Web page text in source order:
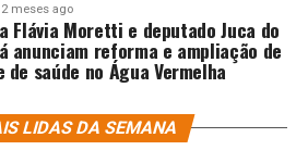
2 meses ago
Flávia Moretti e deputado Juca do
anunciam reforma e ampliação de
de saúde no Água Vermelha
LIDAS DA SEMANA